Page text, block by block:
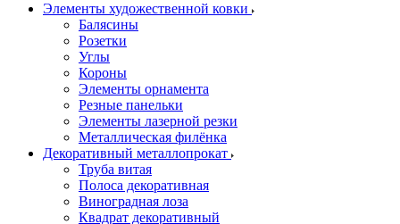
Элементы художественной ковки
Балясины
Розетки
Углы
Короны
Элементы орнамента
Резные панельки
Элементы лазерной резки
Металлическая филёнка
Декоративный металлопрокат
Труба витая
Полоса декоративная
Виноградная лоза
Квадрат декоративный